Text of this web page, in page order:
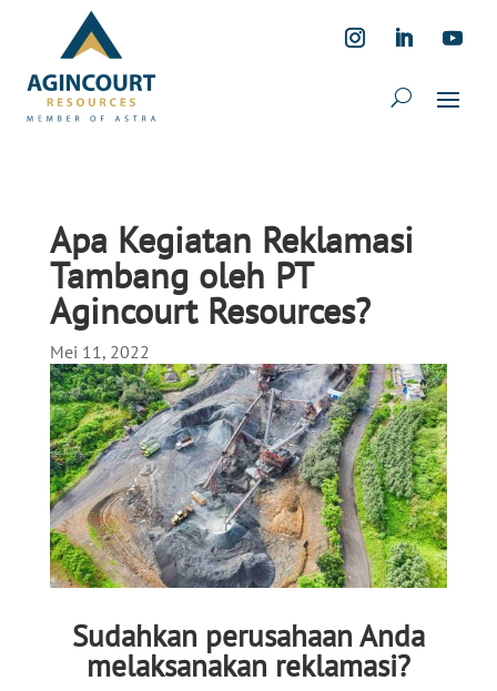
Apa Kegiatan Reklamasi
Tambang oleh PT
Agincourt Resources?
Mei 11, 2022
Sudahkan perusahaan Anda
melaksanakan reklamasi?